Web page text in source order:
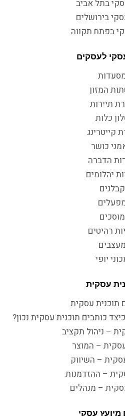
בתל אביב
בירושלים
בפתח תקווה
לעסקים
המזון
תיירות
כלות
קייטרינג
כושר
הדברה
יהלומים
קבלנים
מוסכים
רהיטים
מעצבים
יופי
עסקית
תוכנית עסקית
כותבים תוכנית עסקית נכון?
– ניהול תקציב
– המוצר
– השיווק
– ההזדמנות
– מנהלים
מיועץ עסקי